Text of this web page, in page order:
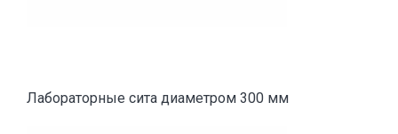
Лабораторные сита диаметром 300 мм